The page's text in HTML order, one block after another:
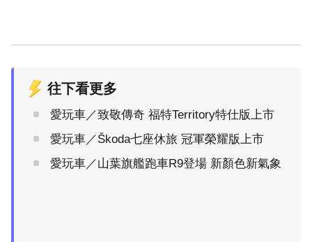
往下看更多
愛玩車／致敬傳奇 福特Territory特仕版上市
愛玩車／Škoda七座休旅 冠軍榮耀版上市
愛玩車／山葉旗艦跑車R9登場 新顏色新氣象